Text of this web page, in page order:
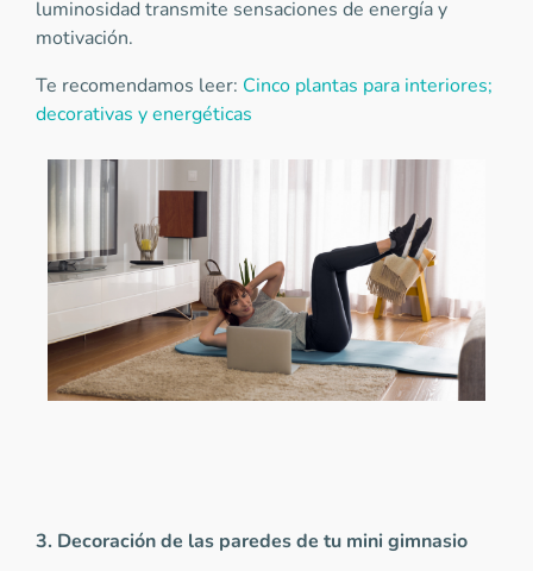
luminosidad transmite sensaciones de energía y
motivación.
Te recomendamos leer: Cinco plantas para interiores;
decorativas y energéticas
3. Decoración de las paredes de tu mini gimnasio